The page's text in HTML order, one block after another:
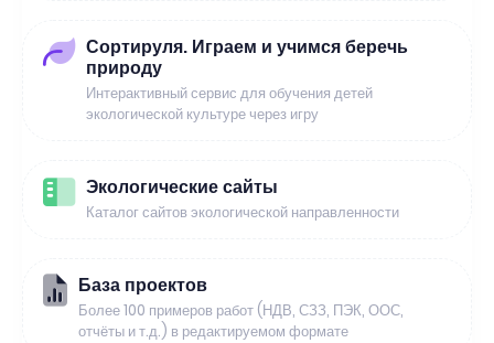
Сортируля. Играем и учимся беречь
природу
Интерактивный сервис для обучения детей
экологической культуре через игру
Экологические сайты
Каталог сайтов экологической направленности
База проектов
Более 100 примеров работ (НДВ, СЗЗ, ПЭК, ООС,
отчёты и т.д.) в редактируемом формате